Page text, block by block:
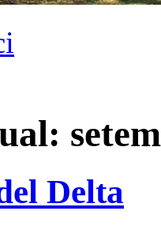
Delta